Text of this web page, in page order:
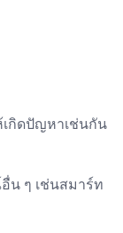
กิดปัญหาเช่นกัน
น ๆ เช่นสมาร์ท